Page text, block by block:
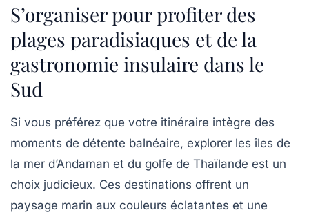
S’organiser pour profiter des
plages paradisiaques et de la
gastronomie insulaire dans le
Sud
Si vous préférez que votre itinéraire intègre des
moments de détente balnéaire, explorer les îles de
la mer d’Andaman et du golfe de Thaïlande est un
choix judicieux. Ces destinations offrent un
paysage marin aux couleurs éclatantes et une